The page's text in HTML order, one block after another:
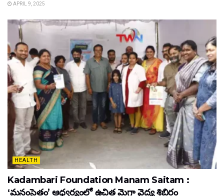
APRIL 9, 2025
HEALTH
Kadambari Foundation Manam Saitam :
‘మనంసైతం’ ఆధ్వర్యంలో ఉచిత మెగా వైద్య శిబిరం